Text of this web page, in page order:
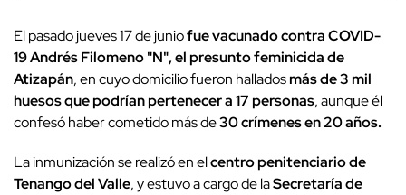
El pasado jueves 17 de juniofue vacunado contra COVID-
19 Andrés Filomeno "N", el presunto feminicida de
Atizapán, en cuyo domicilio fueron halladosmás de 3 mil
huesos que podrían pertenecer a 17 personas, aunque él
confesó haber cometido más de30 crímenes en 20 años.
La inmunización se realizó en elcentro penitenciario de
Tenango del Valle, y estuvo a cargo de laSecretaría de